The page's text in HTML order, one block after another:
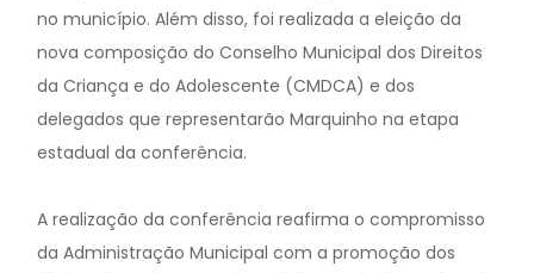
no município. Além disso, foi realizada a eleição da
nova composição do Conselho Municipal dos Direitos
da Criança e do Adolescente (CMDCA) e dos
delegados que representarão Marquinho na etapa
estadual da conferência.
A realização da conferência reafirma o compromisso
da Administração Municipal com a promoção dos